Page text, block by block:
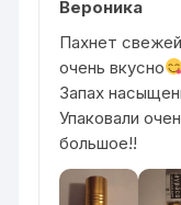
Вероника
Пахнет
очень вкусно
Запах
Упаковали
большое!!